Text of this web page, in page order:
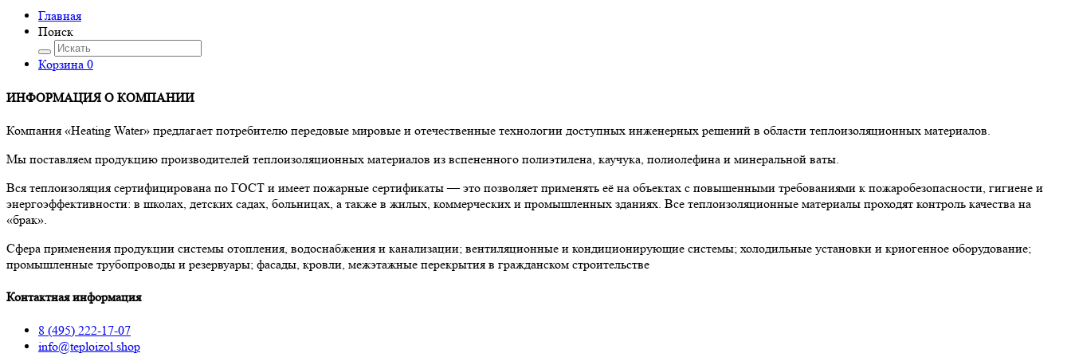
Главная
Поиск
Корзина 0
ИНФОРМАЦИЯ О КОМПАНИИ
Компания «Heating Water» предлагает потребителю передовые мировые и отечественные технологии доступных инженерных решений в области теплоизоляционных материалов.
Мы поставляем продукцию производителей теплоизоляционных материалов из вспененного полиэтилена, каучука, полиолефина и минеральной ваты.
Вся теплоизоляция сертифицирована по ГОСТ и имеет пожарные сертификаты — это позволяет применять её на объектах с повышенными требованиями к пожаробезопасности, гигиене и
энергоэффективности: в школах, детских садах, больницах, а также в жилых, коммерческих и промышленных зданиях. Все теплоизоляционные материалы проходят контроль качества на
«брак».
Сфера применения продукции системы отопления, водоснабжения и канализации; вентиляционные и кондиционирующие системы; холодильные установки и криогенное оборудование;
промышленные трубопроводы и резервуары; фасады, кровли, межэтажные перекрытия в гражданском строительстве
Контактная информация
8 (495) 222-17-07
info@teploizol.shop